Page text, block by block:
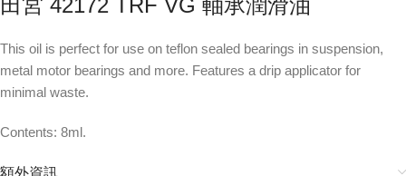
田宮 42172 TRF VG 軸承潤滑油
This oil is perfect for use on teflon sealed bearings in suspension,
metal motor bearings and more. Features a drip applicator for
minimal waste.
Contents: 8ml.
額外資訊